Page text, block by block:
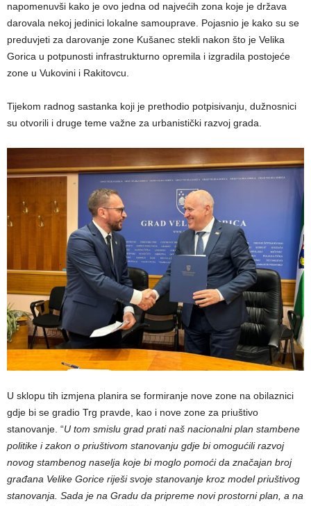
napomenuvši kako je ovo jedna od najvećih zona koje je država
darovala nekoj jedinici lokalne samouprave. Pojasnio je kako su se
preduvjeti za darovanje zone Kušanec stekli nakon što je Velika
Gorica u potpunosti infrastrukturno opremila i izgradila postojeće
zone u Vukovini i Rakitovcu.
​Tijekom radnog sastanka koji je prethodio potpisivanju, dužnosnici
su otvorili i druge teme važne za urbanistički razvoj grada.
U sklopu tih izmjena planira se formiranje nove zone na obilaznici
gdje bi se gradio Trg pravde, kao i nove zone za priuštivo
stanovanje. “U tom smislu grad prati naš nacionalni plan stambene
politike i zakon o priuštivom stanovanju gdje bi omogućili razvoj
novog stambenog naselja koje bi moglo pomoći da značajan broj
građana Velike Gorice riješi svoje stanovanje kroz model priuštivog
stanovanja. Sada je na Gradu da pripreme novi prostorni plan, a na